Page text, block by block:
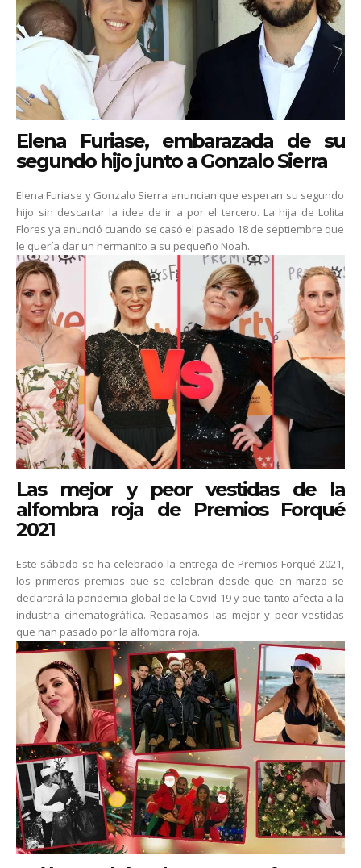
Elena Furiase, embarazada de su
segundo hijo junto a Gonzalo Sierra
Elena Furiase y Gonzalo Sierra anuncian que esperan su segundo
hijo sin descartar la idea de ir a por el tercero. La hija de Lolita
Flores ya anunció cuando se casó el pasado 18 de septiembre que
le quería dar un hermanito a su pequeño Noah.
Las mejor y peor vestidas de la
alfombra roja de Premios Forqué
2021
Este sábado se ha celebrado la entrega de Premios Forqué 2021,
los primeros premios que se celebran desde que en marzo se
declarará la pandemia global de la Covid-19 y que tanto afecta a la
industria cinematográfica. Repasamos las mejor y peor vestidas
que han pasado por la alfombra roja.